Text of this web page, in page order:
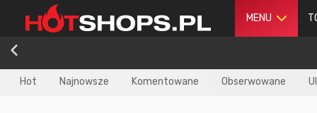
MENU
Hot Najnowsze Komentowane Obserwowane